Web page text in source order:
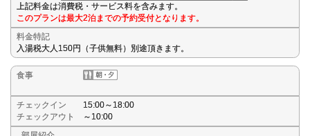
上記料金は消費税・サービス料を含みます。
このプランは最大2泊までの予約受付となります。
料金特記
入湯税大人150円（子供無料）別途頂きます。
食事
チェックイン
15:00～18:00
チェックアウト
～10:00